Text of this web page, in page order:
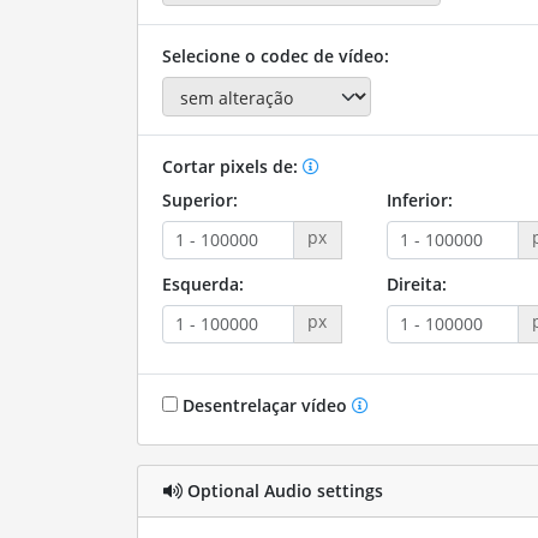
Selecione o codec de vídeo:
Cortar pixels de:
Superior:
px
Inferior:
Esquerda:
px
Direita:
Desentrelaçar vídeo
Optional Audio settings